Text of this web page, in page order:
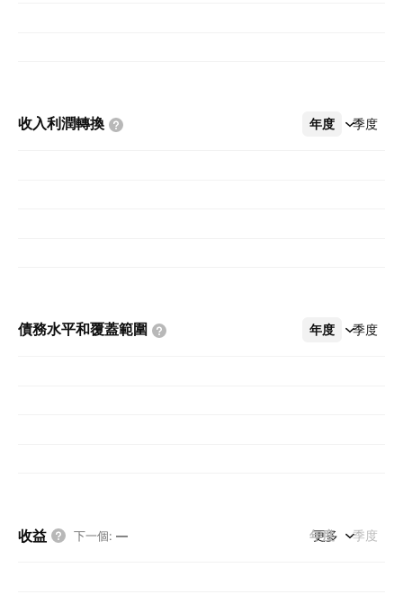
收入利潤轉換 年度 季度
更多
債務水平和覆蓋範圍 年度 季度
更多
收益 下一個: — 年度 季度
更多